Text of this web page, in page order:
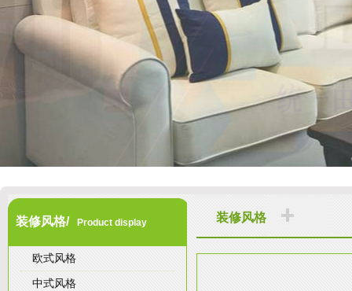
装修风格/ Product display
欧式风格
中式风格
装修风格